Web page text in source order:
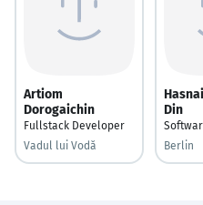
Artiom
Dorogaichin
Fullstack Developer
Vadul lui Vodă
Din
Berlin